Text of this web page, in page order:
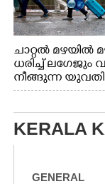
ചാറ്റൽ മഴയിൽ
ധരിച്ച് ലഗേജും
നീങ്ങുന്ന
എറണാകുളം
KERALA
GENERAL